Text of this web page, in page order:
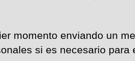
momento enviando un
si es necesario para